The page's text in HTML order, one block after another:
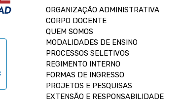
ORGANIZAÇÃO ADMINISTRATIVA
CORPO DOCENTE
QUEM SOMOS
MODALIDADES DE ENSINO
PROCESSOS SELETIVOS
REGIMENTO INTERNO
FORMAS DE INGRESSO
PROJETOS E PESQUISAS
EXTENSÃO E RESPONSABILIDADE